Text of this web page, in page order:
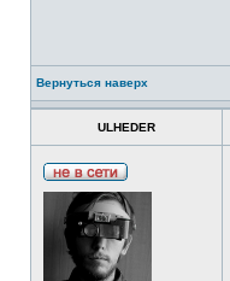
Вернуться наверх
ULHEDER